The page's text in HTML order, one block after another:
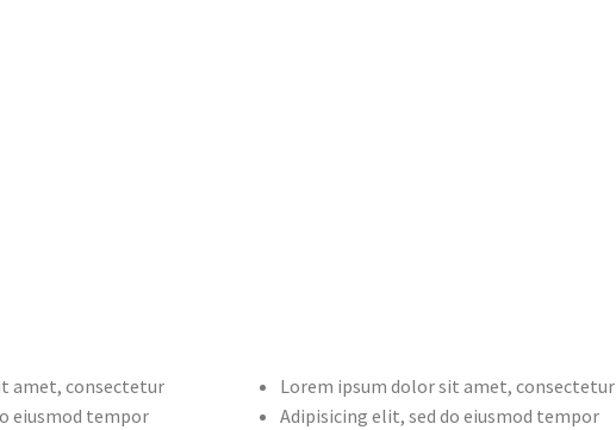
amet, consectetur
eiusmod tempor
Lorem ipsum dolor sit amet, consectetur
Adipisicing elit, sed do eiusmod tempor